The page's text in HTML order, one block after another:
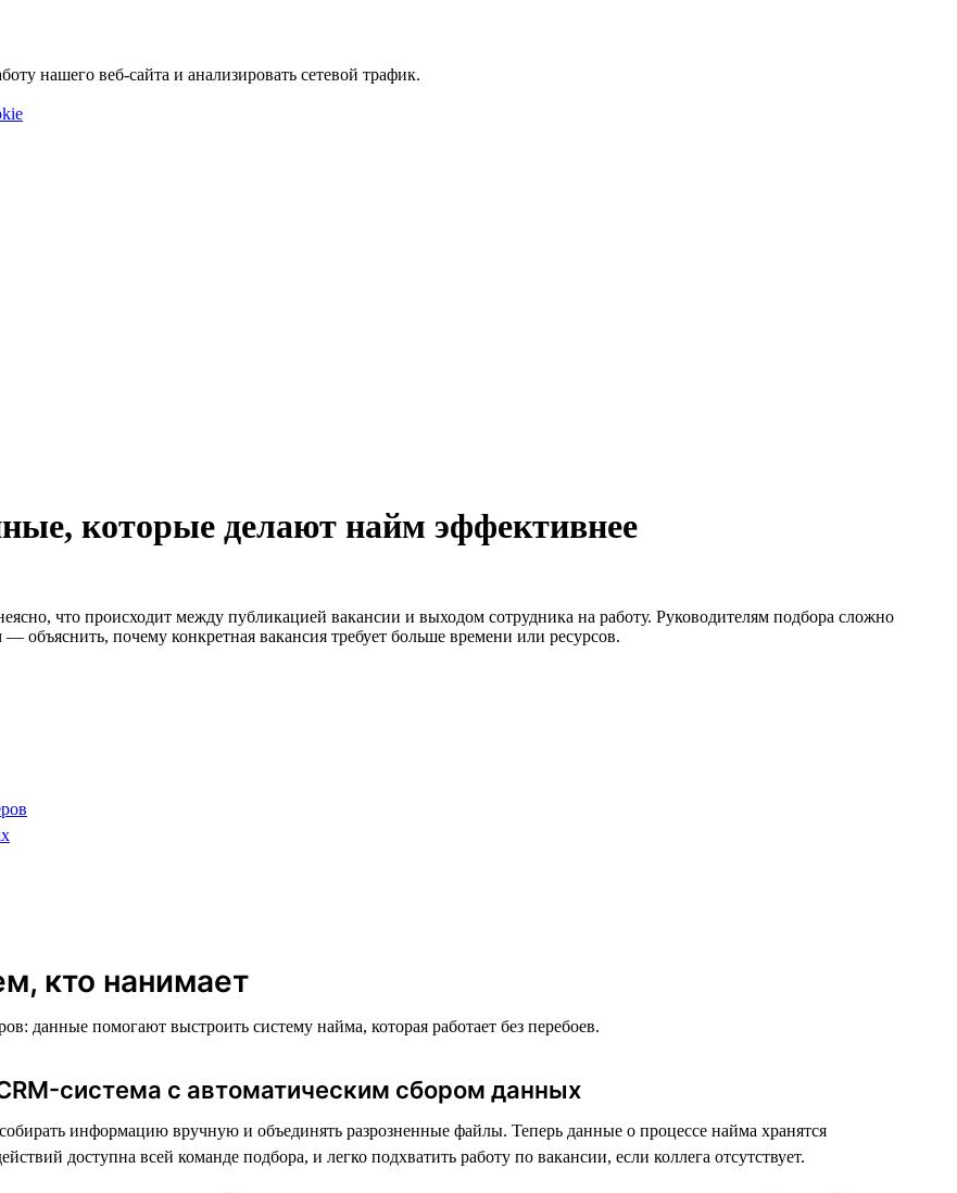
нашего веб-сайта и анализировать сетевой трафик.
которые делают найм эффективнее
что происходит между публикацией вакансии и выходом сотрудника на работу. Руководителям подбора сложно
объяснить, почему конкретная вакансия требует больше времени или ресурсов.
кто нанимает
данные помогают выстроить систему найма, которая работает без перебоев.
система с автоматическим сбором данных
информацию вручную и объединять разрозненные файлы. Теперь данные о процессе найма хранятся
доступна всей команде подбора, и легко подхватить работу по вакансии, если коллега отсутствует.